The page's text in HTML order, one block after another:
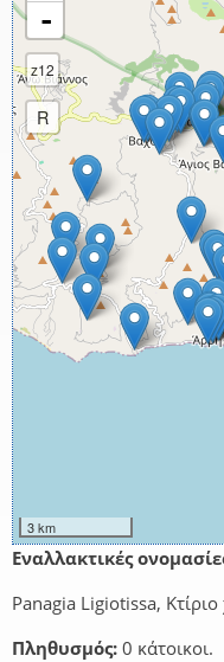
-
z12
R
3 km
Εναλλακτικές
Panagia Ligiotissa, Κτίριο
Πληθυσμός: 0 κάτοικοι.